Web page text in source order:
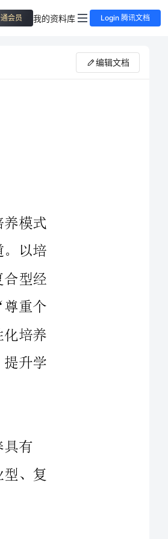
会员 我的资料库 Login 腾讯文档
编辑文档